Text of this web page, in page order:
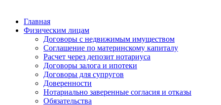
Главная
Физическим лицам
Договоры с недвижимым имуществом
Соглашение по материнскому капиталу
Расчет через депозит нотариуса
Договоры залога и ипотеки
Договоры для супругов
Доверенности
Нотариально заверенные согласия и отказы
Обязательства